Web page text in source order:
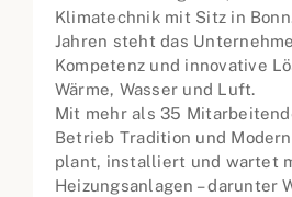
Klimatechnik mit Sitz in
Jahren steht das
Kompetenz und innovative
Wärme, Wasser und Luft.
Mit mehr als 35
Betrieb Tradition und
plant, installiert und wartet
Heizungsanlagen – darunter